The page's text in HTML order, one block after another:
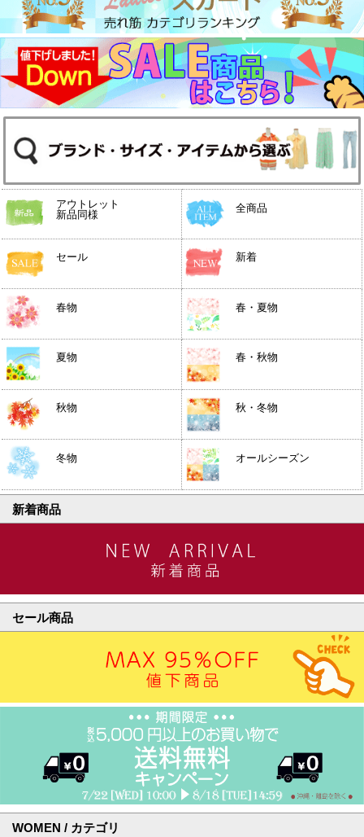
アウトレット
新品同様
全商品
セール 新着
春物 春・夏物
夏物 春・秋物
秋物 秋・冬物
冬物 オールシーズン
新着商品
セール商品
WOMEN / カテゴリ